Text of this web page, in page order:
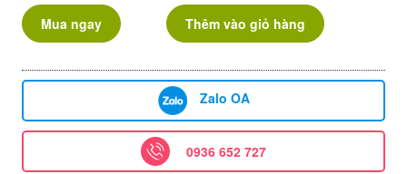
Mua ngay Thêm vào giỏ hàng
Zalo OA
0936 652 727